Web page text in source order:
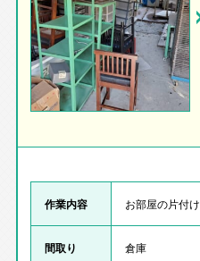
作業内容 お部屋の片付け
間取り 倉庫